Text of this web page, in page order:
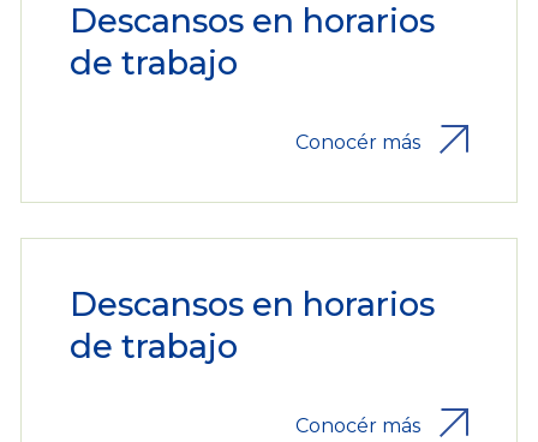
Descansos en horarios
de trabajo
Conocér más
Descansos en horarios
de trabajo
Conocér más